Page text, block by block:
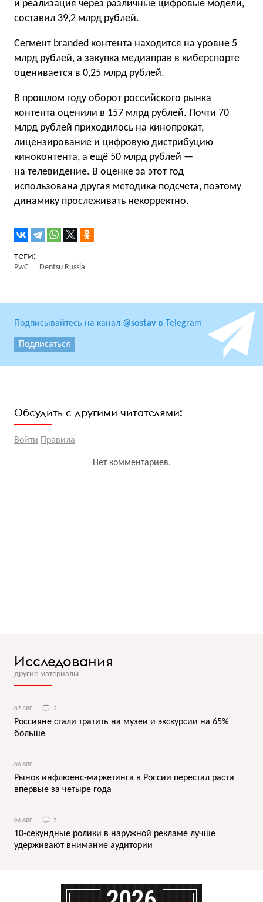
и реализация через различные цифровые модели,
составил 39,2 млрд рублей.
Сегмент branded контента находится на уровне 5
млрд рублей, а закупка медиаправ в киберспорте
оценивается в 0,25 млрд рублей.
В прошлом году оборот российского рынка
контента оценили в 157 млрд рублей. Почти 70
млрд рублей приходилось на кинопрокат,
лицензирование и цифровую дистрибуцию
киноконтента, а ещё 50 млрд рублей —
на телевидение. В оценке за этот год
использована другая методика подсчета, поэтому
динамику прослеживать некорректно.
PwC Dentsu Russia
Подписывайтесь на канал @sostav в Telegram
Подписаться
Обсудить с другими читателями:
Войти Правила
Нет комментариев.
Исследования
другие материалы
07 АВГ 2
Россияне стали тратить на музеи и экскурсии на 65%
больше
06 АВГ
Рынок инфлюенс-маркетинга в России перестал расти
впервые за четыре года
06 АВГ 7
10-секундные ролики в наружной рекламе лучше
удерживают внимание аудитории